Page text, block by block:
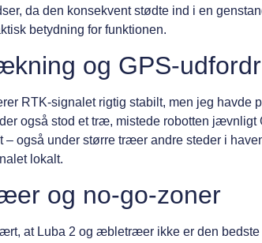
da den konsekvent stødte ind i en
betydning for funktionen.
og GPS-
RTK-signalet rigtig stabilt, men jeg
også stod et træ, mistede robotten jævnligt
– også under større træer andre steder i
lokalt.
og no-go-zoner
at Luba 2 og æbletræer ikke er den